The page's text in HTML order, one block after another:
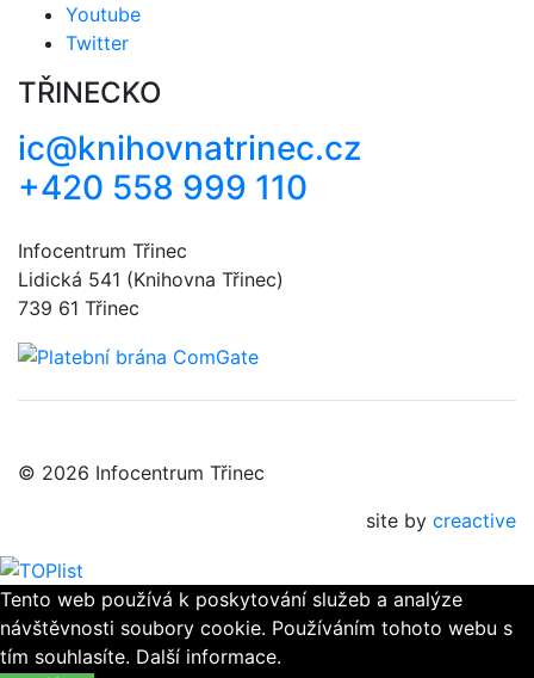
Youtube
Twitter
TŘINECKO
ic@knihovnatrinec.cz
+420 558 999 110
Infocentrum Třinec
Lidická 541 (Knihovna Třinec)
739 61 Třinec
© 2026 Infocentrum Třinec
site by creactive
Tento web používá k poskytování služeb a analýze
návštěvnosti soubory cookie. Používáním tohoto webu s
tím souhlasíte. Další informace.